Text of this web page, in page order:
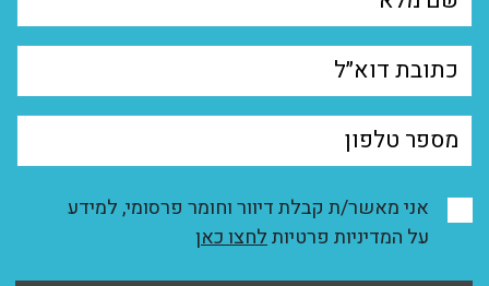
אני מאשר/ת קבלת דיוור וחומר פרסומי, למידע
על המדיניות פרטיותלחצו כאן